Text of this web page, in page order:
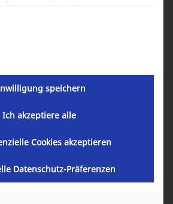
on-off cable ASS030550120
Service-Gruppen, für die eine
speichern
Ich akzeptiere alle
Cookies akzeptieren
Datenschutz-Präferenzen